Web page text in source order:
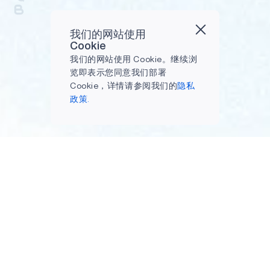
我们的网站使用
Cookie
我们的网站使用 Cookie。继续浏
览即表示您同意我们部署
Cookie，详情请参阅我们的隐私
政策.